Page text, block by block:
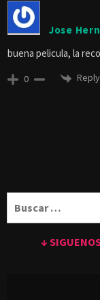
Jose
buena pelicula, la
0 Reply
↓